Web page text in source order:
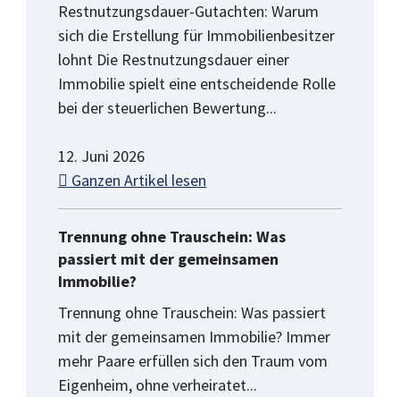
Restnutzungsdauer-Gutachten: Warum
sich die Erstellung für Immobilienbesitzer
lohnt Die Restnutzungsdauer einer
Immobilie spielt eine entscheidende Rolle
bei der steuerlichen Bewertung...
12. Juni 2026
Ganzen Artikel lesen
Trennung ohne Trauschein: Was
passiert mit der gemeinsamen
Immobilie?
Trennung ohne Trauschein: Was passiert
mit der gemeinsamen Immobilie? Immer
mehr Paare erfüllen sich den Traum vom
Eigenheim, ohne verheiratet...